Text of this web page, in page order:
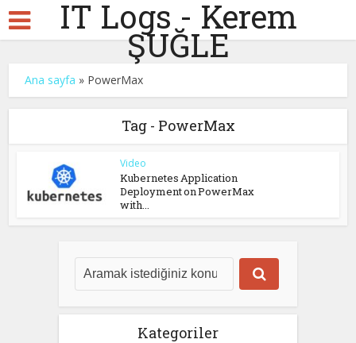
IT Logs - Kerem
ŞUĞLE
Ana sayfa » PowerMax
Tag - PowerMax
Video
Kubernetes Application
Deployment on PowerMax
with...
Kategoriler